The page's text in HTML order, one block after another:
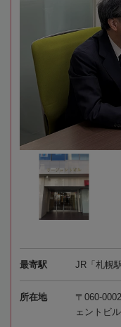
最寄駅 JR「札幌
所在地
〒060-
ェントビ